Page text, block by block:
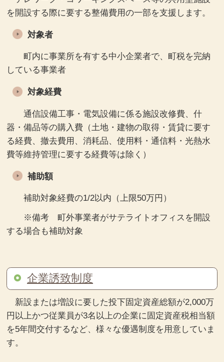
を開設する際に要する整備費用の一部を支援します。
対象者
町内に事業所を有する中小企業者で、町税を完納
している事業者
対象経費
通信設備工事・電気設備に係る施設改修費、什
器・備品等の購入費（土地・建物の取得・賃貸に要す
る経費、撤去費用、消耗品、使用料・通信料・光熱水
費等維持管理に要する経費等は除く）
補助額
補助対象経費の1/2以内（上限50万円）
※備考 町外事業者がサテライトオフィスを開設
する場合も補助対象
企業誘致制度
新設または増設に要した投下固定資産総額が2,000万
円以上かつ従業員が3名以上の企業に固定資産税相当額
を5年間交付するなど、様々な優遇制度を用意していま
す。